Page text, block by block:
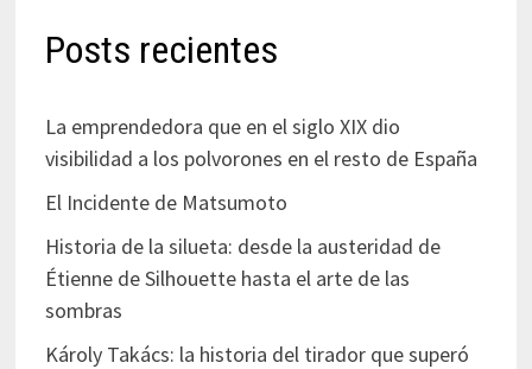
Posts recientes
La emprendedora que en el siglo XIX dio
visibilidad a los polvorones en el resto de España
El Incidente de Matsumoto
Historia de la silueta: desde la austeridad de
Étienne de Silhouette hasta el arte de las
sombras
Károly Takács: la historia del tirador que superó